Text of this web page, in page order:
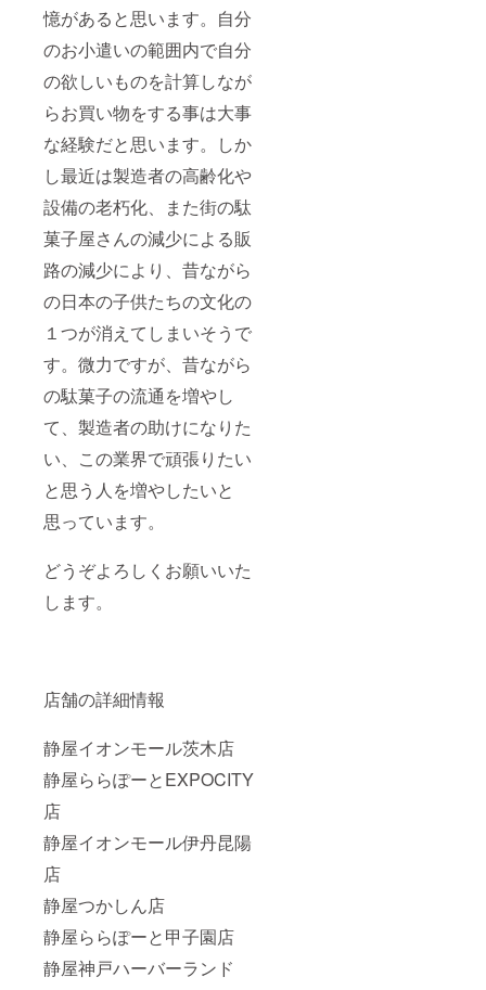
憶があると思います。自分
のお小遣いの範囲内で自分
の欲しいものを計算しなが
らお買い物をする事は大事
な経験だと思います。しか
し最近は製造者の高齢化や
設備の老朽化、また街の駄
菓子屋さんの減少による販
路の減少により、昔ながら
の日本の子供たちの文化の
１つが消えてしまいそうで
す。微力ですが、昔ながら
の駄菓子の流通を増やし
て、製造者の助けになりた
い、この業界で頑張りたい
と思う人を増やしたいと
思っています。
どうぞよろしくお願いいた
します。
店舗の詳細情報
静屋イオンモール茨木店
静屋ららぽーとEXPOCITY
店
静屋イオンモール伊丹昆陽
店
静屋つかしん店
静屋ららぽーと甲子園店
静屋神戸ハーバーランド